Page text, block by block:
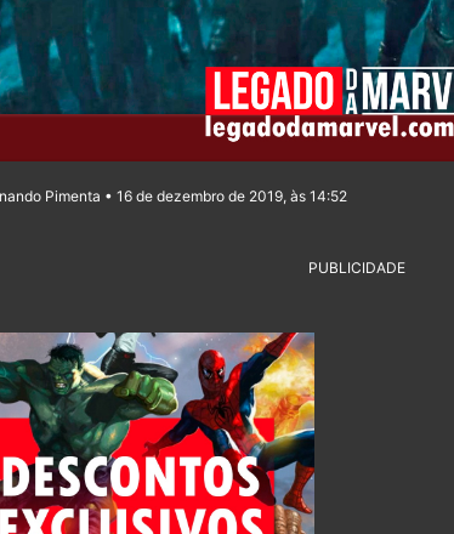
Pimenta • 16 de dezembro de 2019, às 14:52
PUBLICIDADE